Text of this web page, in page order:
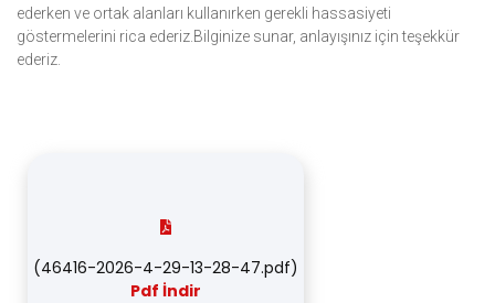
ederken ve ortak alanları kullanırken gerekli hassasiyeti
göstermelerini rica ederiz.Bilginize sunar, anlayışınız için teşekkür
ederiz.
(46416-2026-4-29-13-28-47.pdf)
Pdf İndir